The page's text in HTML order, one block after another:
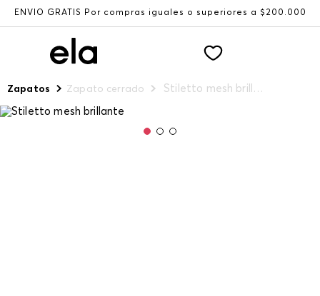
ENVÍO GRATIS Por compras iguales o superiores a $200.000
Zapatos Zapato cerrado Stiletto mesh brillante